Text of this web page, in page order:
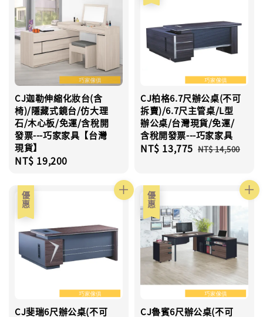
CJ迦勒伸縮化妝台(含
椅)/隱藏式鏡台/仿大理
石/木心板/免運/含稅開
發票---巧家家具【台灣
現貨】
Regular
NT$ 19,200
CJ柏格6.7尺辦公桌(不可
拆賣)/6.7尺主管桌/L型
辦公桌/台灣現貨/免運/
含稅開發票---巧家家具
Sale
NT$ 13,775 Regular
NT$ 14,500
優惠
CJ斐瑞6尺辦公桌(不可
優惠
CJ魯賓6尺辦公桌(不可